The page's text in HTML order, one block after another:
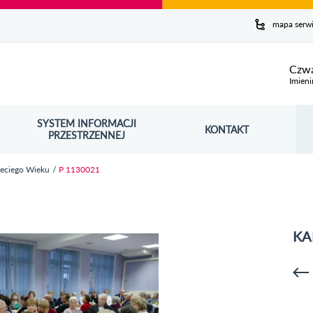
mapa
SYSTEM INFORMACJI
PRZESTRZENNEJ
OTWORZY SIĘ W NOWYM OKNIE KONTAKT
Wieku P 1130021